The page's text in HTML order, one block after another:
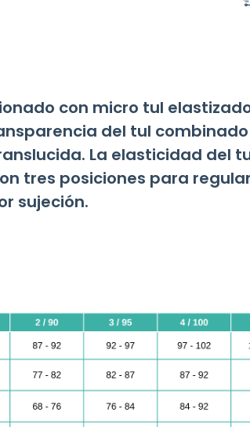
con micro tul
del tul
La elasticidad del
tres posiciones para
sujeción.